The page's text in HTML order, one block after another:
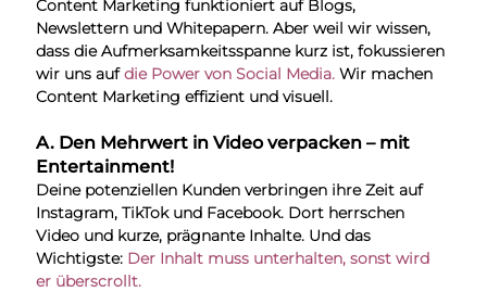
Content Marketing funktioniert auf Blogs,
Newslettern und Whitepapern. Aber weil wir wissen,
dass die Aufmerksamkeitsspanne kurz ist, fokussieren
wir uns auf die Power von Social Media. Wir machen
Content Marketing effizient und visuell.
A. Den Mehrwert in Video verpacken – mit
Entertainment!
Deine potenziellen Kunden verbringen ihre Zeit auf
Instagram, TikTok und Facebook. Dort herrschen
Video und kurze, prägnante Inhalte. Und das
Wichtigste: Der Inhalt muss unterhalten, sonst wird
er überscrollt.